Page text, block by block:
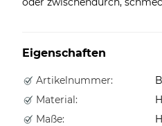
Eigenschaften
Artikelnummer:
Material:
Maße: